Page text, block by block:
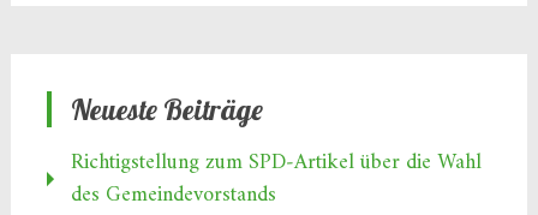
Neueste Beiträge
Richtigstellung zum SPD‑Artikel über die Wahl
des Gemeindevorstands